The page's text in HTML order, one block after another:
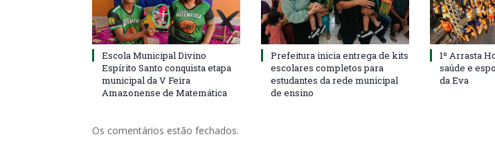
Escola Municipal Divino
Espírito Santo conquista etapa
municipal da V Feira
Amazonense de Matemática
Prefeitura inicia entrega de kits
escolares completos para
estudantes da rede municipal
de ensino
1º Arrasta
saúde e
da Eva
Os comentários estão fechados.